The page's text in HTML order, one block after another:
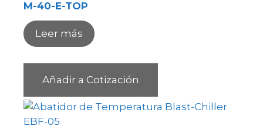
M-40-E-TOP
Leer más
Añadir a Cotización